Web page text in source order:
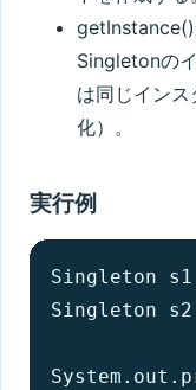
getInstance()
Singletonの
は同じイン
化）。
実行例
Singleton
Singleton